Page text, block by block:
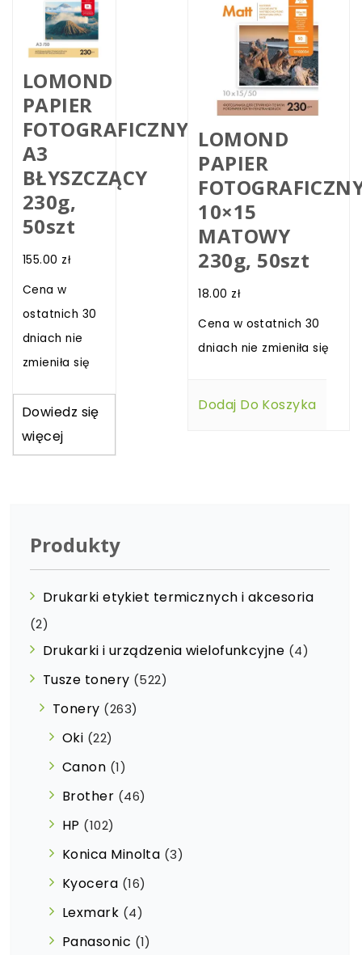
LOMOND
PAPIER
FOTOGRAFICZNY
A3
BŁYSZCZĄCY
230g,
50szt
155.00 zł
Cena w
ostatnich 30
dniach nie
zmieniła się
Dowiedz się
więcej
LOMOND
PAPIER
10×15
MATOWY
230g, 50szt
18.00 zł
Cena w ostatnich 30
dniach nie zmieniła się
Dodaj Do Koszyka
Produkty
Drukarki etykiet termicznych i akcesoria
(2)
Drukarki i urządzenia wielofunkcyjne (4)
Tusze tonery (522)
Tonery (263)
Oki (22)
Canon (1)
Brother (46)
HP (102)
Konica Minolta (3)
Kyocera (16)
Lexmark (4)
Panasonic (1)